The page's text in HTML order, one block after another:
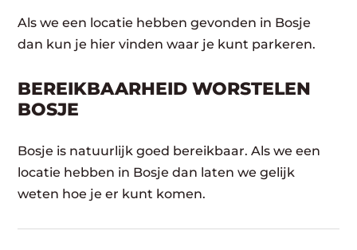
Als we een locatie hebben gevonden in Bosje
dan kun je hier vinden waar je kunt parkeren.
BEREIKBAARHEID WORSTELEN
BOSJE
Bosje is natuurlijk goed bereikbaar. Als we een
locatie hebben in Bosje dan laten we gelijk
weten hoe je er kunt komen.